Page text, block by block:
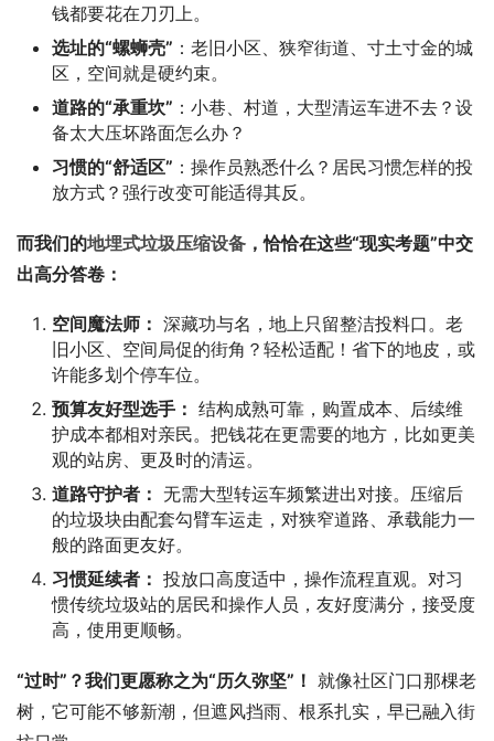
钱都要花在刀刃上。
选址的“螺蛳壳” ：老旧小区、狭窄街道、寸土寸金的城
区，空间就是硬约束。
道路的“承重坎” ：小巷、村道，大型清运车进不去？设
备太大压坏路面怎么办？
习惯的“舒适区” ：操作员熟悉什么？居民习惯怎样的投
放方式？强行改变可能适得其反。
而我们的地埋式垃圾压缩设备 ，恰恰在这些“现实考题”中交
出高分答卷：
空间魔法师： 深藏功与名，地上只留整洁投料口。老
旧小区、空间局促的街角？轻松适配！省下的地皮，或
许能多划个停车位。
预算友好型选手： 结构成熟可靠，购置成本、后续维
护成本都相对亲民。把钱花在更需要的地方，比如更美
观的站房、更及时的清运。
道路守护者： 无需大型转运车频繁进出对接。压缩后
的垃圾块由配套勾臂车运走，对狭窄道路、承载能力一
般的路面更友好。
习惯延续者： 投放口高度适中，操作流程直观。对习
惯传统垃圾站的居民和操作人员，友好度满分，接受度
高，使用更顺畅。
“过时”？我们更愿称之为“历久弥坚”！ 就像社区门口那棵老
树，它可能不够新潮，但遮风挡雨、根系扎实，早已融入街